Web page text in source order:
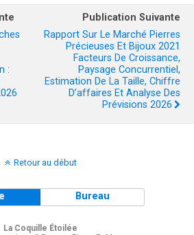
:
Publication Suivante
Rapport Sur Le Marché Pierres
Précieuses Et Bijoux 2021
Facteurs De Croissance,
Paysage Concurrentiel,
Estimation De La Taille, Chiffre
D’affaires Et Analyse Des
Prévisions 2026
Retour au début
Bureau
La Coquille Étoilée